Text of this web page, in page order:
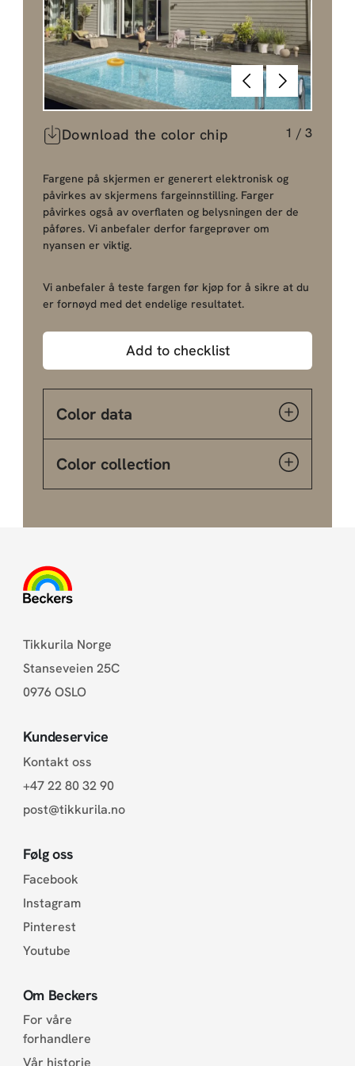
TilbakeNeste
Download the color chip 1 / 3
Fargene på skjermen er generert elektronisk og
påvirkes av skjermens fargeinnstilling. Farger
påvirkes også av overflaten og belysningen der de
påføres. Vi anbefaler derfor fargeprøver om
nyansen er viktig.
Vi anbefaler å teste fargen før kjøp for å sikre at du
er fornøyd med det endelige resultatet.
Add to checklist
Color data
Color collection
Tikkurila Norge
Stanseveien 25C
0976 OSLO
Kundeservice
Kontakt oss
+47 22 80 32 90
post@tikkurila.no
Følg oss
Facebook
Instagram
Pinterest
Youtube
Om Beckers
For våre
forhandlere
Vår historie